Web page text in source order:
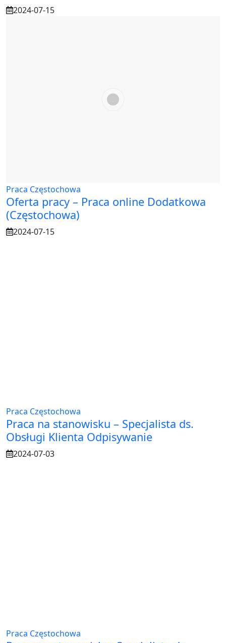
2024-07-15
Praca Częstochowa
Oferta pracy – Praca online Dodatkowa
(Częstochowa)
2024-07-15
Praca Częstochowa
Praca na stanowisku – Specjalista ds.
Obsługi Klienta Odpisywanie
2024-07-03
Praca Częstochowa